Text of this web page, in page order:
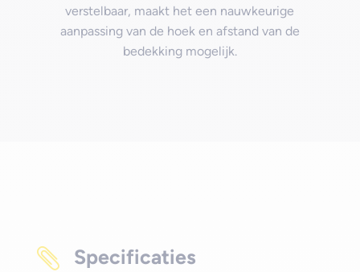
verstelbaar, maakt het een nauwkeurige
aanpassing van de hoek en afstand van de
bedekking mogelijk.
 Specificaties